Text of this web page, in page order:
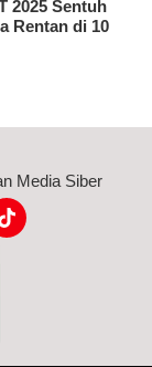
2025 Sentuh
Rentan di 10
Media Siber